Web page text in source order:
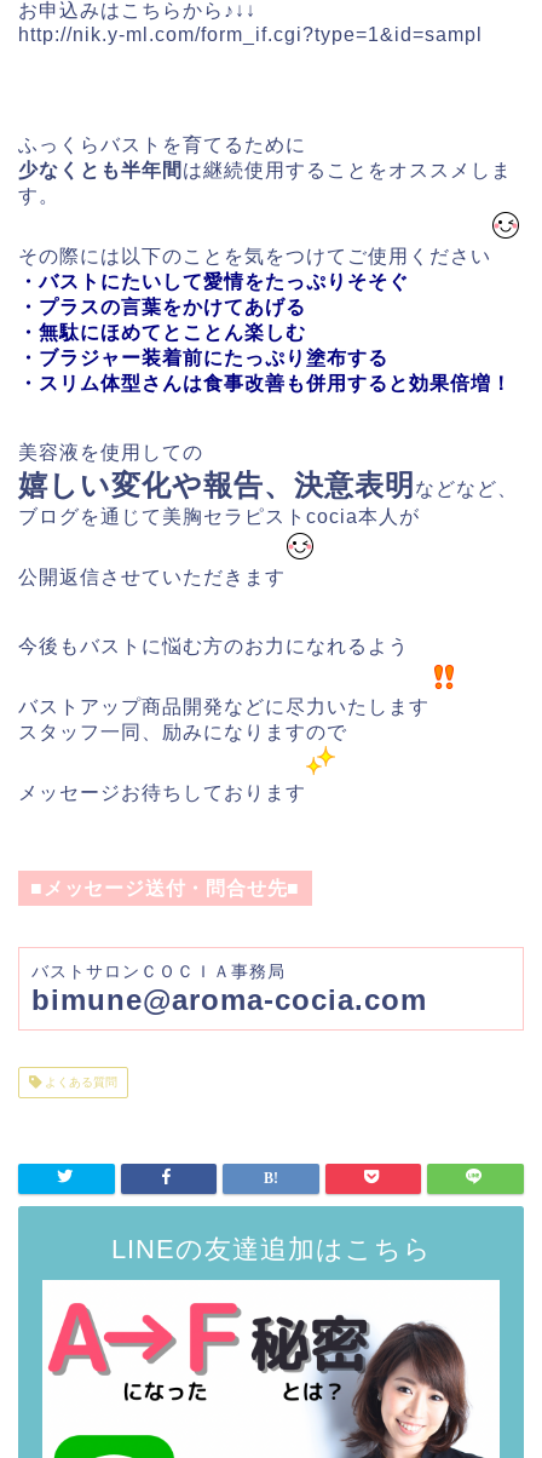
お申込みはこちらから♪↓↓
http://nik.y-ml.com/form_if.cgi?type=1&id=sampl
ふっくらバストを育てるために
少なくとも半年間 は継続使用することをオススメしま
す。
その際には以下のことを気をつけてご使用ください
・バストにたいして愛情をたっぷりそそぐ
・プラスの言葉をかけてあげる
・無駄にほめてとことん楽しむ
・ブラジャー装着前にたっぷり塗布する
・スリム体型さんは食事改善も併用すると効果倍増！
美容液を使用しての
嬉しい変化や報告、決意表明 などなど、
ブログを通じて美胸セラピストcocia本人が
公開返信させていただきます
今後もバストに悩む方のお力になれるよう
バストアップ商品開発などに尽力いたします
スタッフ一同、励みになりますので
メッセージお待ちしております
■メッセージ送付・問合せ先■
バストサロンＣＯＣＩＡ事務局
bimune@aroma-cocia.com
よくある質問
LINEの友達追加はこちら